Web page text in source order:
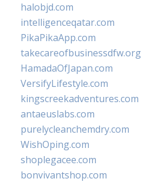
halobjd.com
intelligenceqatar.com
PikaPikaApp.com
takecareofbusinessdfw.org
HamadaOfJapan.com
VersifyLifestyle.com
kingscreekadventures.com
antaeuslabs.com
purelycleanchemdry.com
WishOping.com
shoplegacee.com
bonvivantshop.com